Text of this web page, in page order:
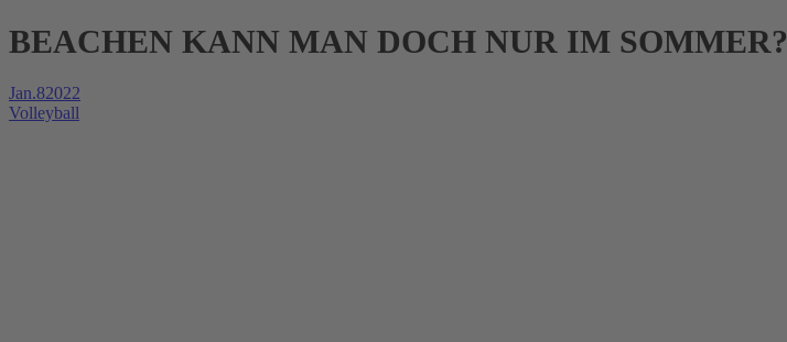
BEACHEN KANN MAN DOCH NUR IM SOMMER?
Jan.82022
Volleyball